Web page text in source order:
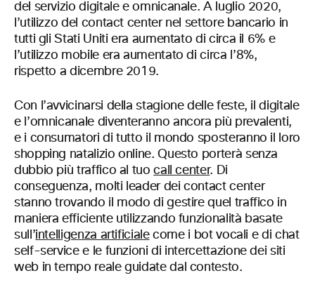
del servizio digitale e omnicanale. A luglio 2020,
l’utilizzo del contact center nel settore bancario in
tutti gli Stati Uniti era aumentato di circa il 6% e
l’utilizzo mobile era aumentato di circa l’8%,
rispetto a dicembre 2019.
Con l’avvicinarsi della stagione delle feste, il digitale
e l’omnicanale diventeranno ancora più prevalenti,
e i consumatori di tutto il mondo sposteranno il loro
shopping natalizio online. Questo porterà senza
dubbio più traffico al tuocall center. Di
conseguenza, molti leader dei contact center
stanno trovando il modo di gestire quel traffico in
maniera efficiente utilizzando funzionalità basate
sull’intelligenza artificialecome i bot vocali e di chat
self-service e le funzioni di intercettazione dei siti
web in tempo reale guidate dal contesto.